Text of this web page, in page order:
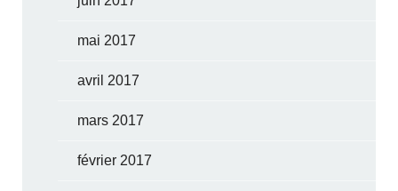
mai 2017
avril 2017
mars 2017
février 2017